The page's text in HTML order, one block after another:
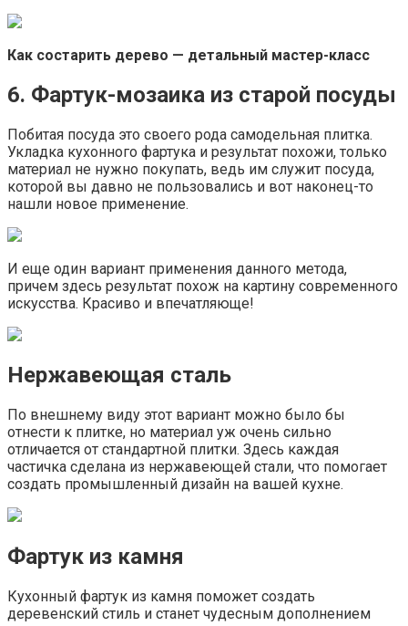
Как состарить дерево — детальный мастер-класс
6. Фартук-мозаика из старой посуды
Побитая посуда это своего рода самодельная плитка.
Укладка кухонного фартука и результат похожи, только
материал не нужно покупать, ведь им служит посуда,
которой вы давно не пользовались и вот наконец-то
нашли новое применение.
И еще один вариант применения данного метода,
причем здесь результат похож на картину современного
искусства. Красиво и впечатляюще!
Нержавеющая сталь
По внешнему виду этот вариант можно было бы
отнести к плитке, но материал уж очень сильно
отличается от стандартной плитки. Здесь каждая
частичка сделана из нержавеющей стали, что помогает
создать промышленный дизайн на вашей кухне.
Фартук из камня
Кухонный фартук из камня поможет создать
деревенский стиль и станет чудесным дополнением